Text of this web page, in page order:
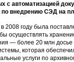
с автоматизацией
по внедрению СЭД на
2008 году была
осуществлять
— более 20 млн досье
которая
услуги по